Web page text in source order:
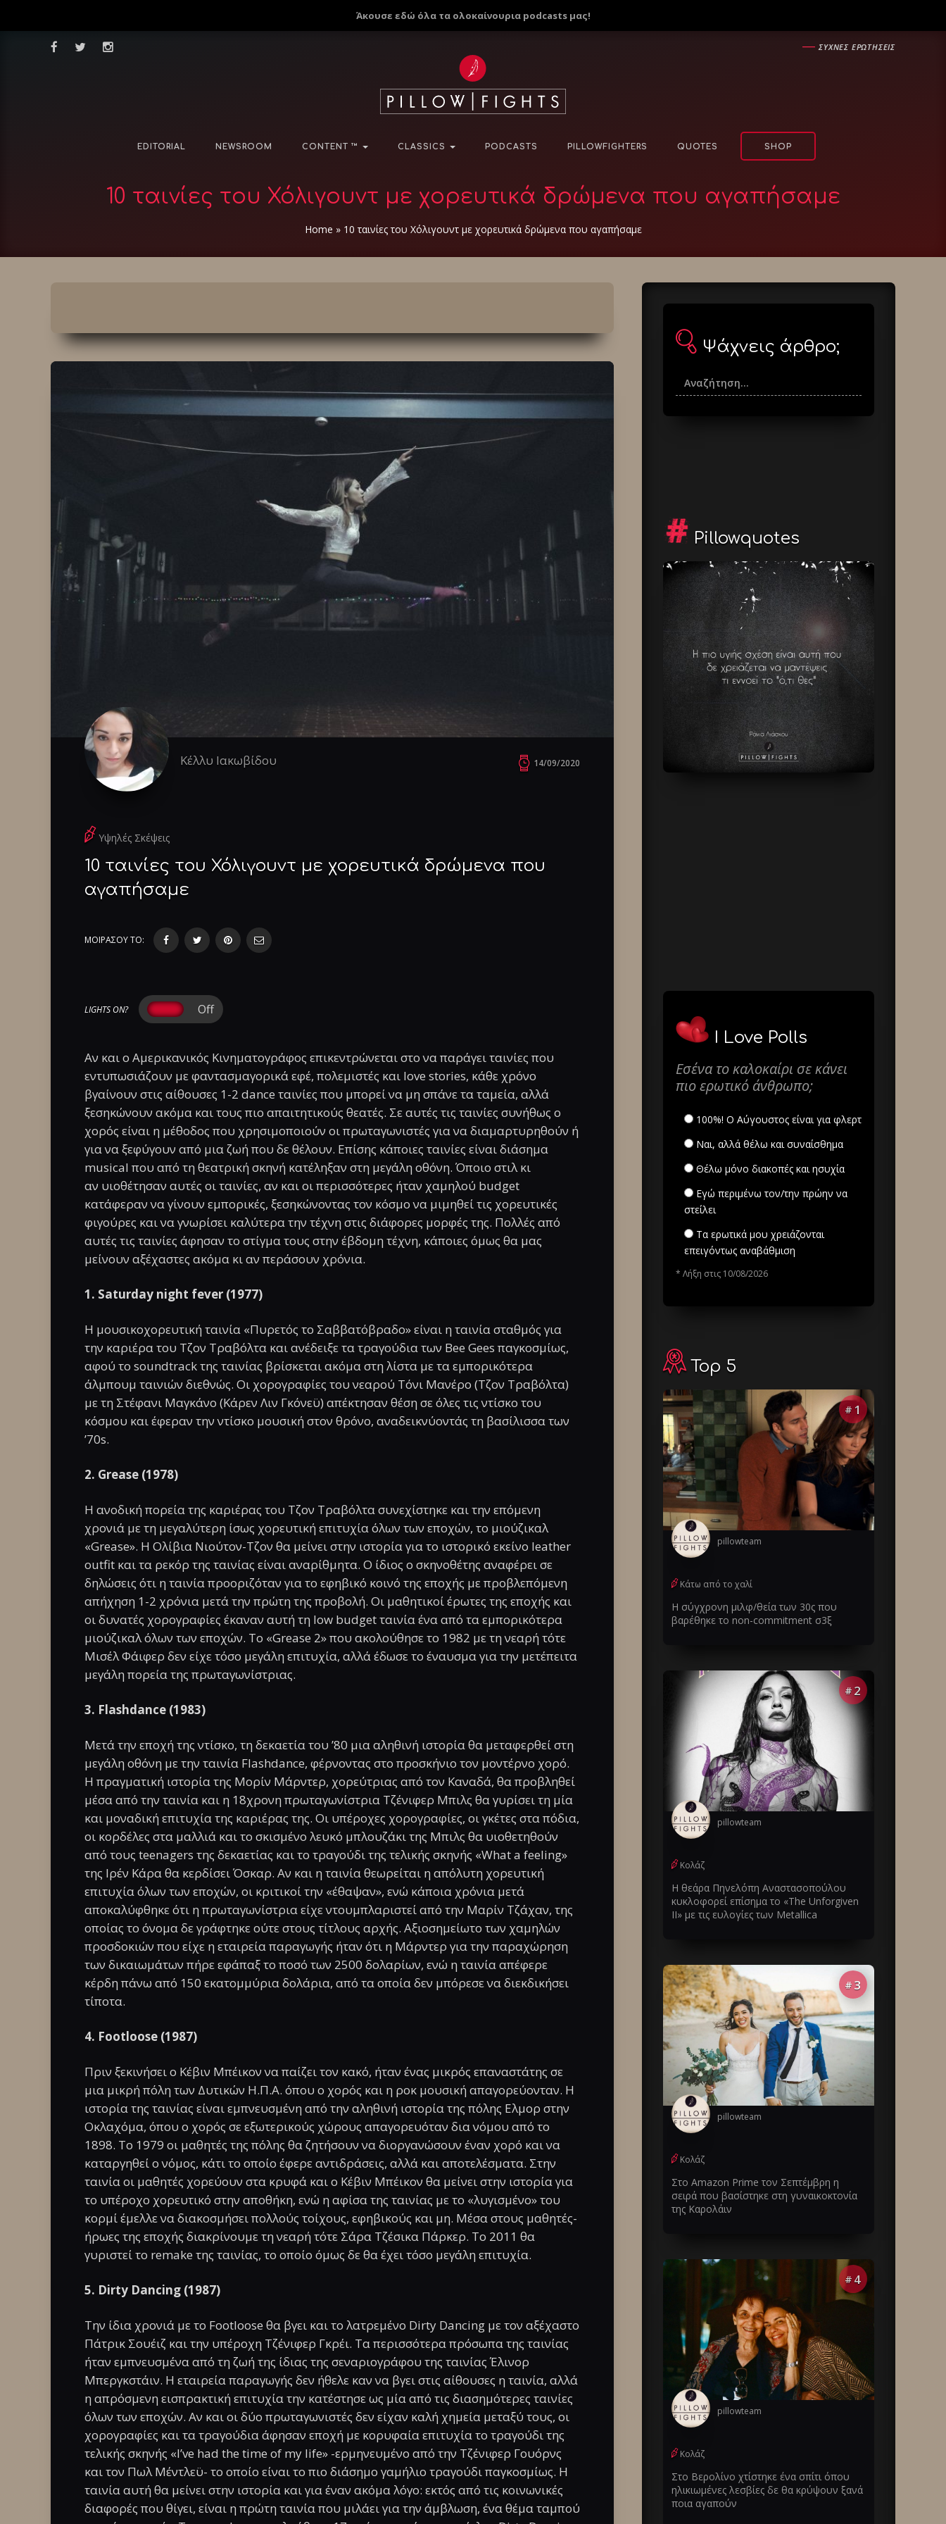
Άκουσε εδώ όλα τα ολοκαίνουρια podcasts μας!
―ΣΥΧΝΕΣ ΕΡΩΤΗΣΕΙΣ
EDITORIAL NEWSROOM CONTENT ™ CLASSICS PODCASTS PILLOWFIGHTERS QUOTES SHOP
10 ταινίες του Χόλιγουντ με χορευτικά δρώμενα που αγαπήσαμε
Home » 10 ταινίες του Χόλιγουντ με χορευτικά δρώμενα που αγαπήσαμε
Κέλλυ Ιακωβίδου 14/09/2020
Υψηλές Σκέψεις
10 ταινίες του Χόλιγουντ με χορευτικά δρώμενα που
αγαπήσαμε
ΜΟΙΡΑΣΟΥ ΤΟ:
LIGHTS ON?
Αν και ο Αμερικανικός Κινηματογράφος επικεντρώνεται στο να παράγει ταινίες που
εντυπωσιάζουν με φαντασμαγορικά εφέ, πολεμιστές και love stories, κάθε χρόνο
βγαίνουν στις αίθουσες 1-2 dance ταινίες που μπορεί να μη σπάνε τα ταμεία, αλλά
ξεσηκώνουν ακόμα και τους πιο απαιτητικούς θεατές. Σε αυτές τις ταινίες συνήθως ο
χορός είναι η μέθοδος που χρησιμοποιούν οι πρωταγωνιστές για να διαμαρτυρηθούν ή
για να ξεφύγουν από μια ζωή που δε θέλουν. Επίσης κάποιες ταινίες είναι διάσημα
musical που από τη θεατρική σκηνή κατέληξαν στη μεγάλη οθόνη. Όποιο στιλ κι
αν υιοθέτησαν αυτές οι ταινίες, αν και οι περισσότερες ήταν χαμηλού budget
κατάφεραν να γίνουν εμπορικές, ξεσηκώνοντας τον κόσμο να μιμηθεί τις χορευτικές
φιγούρες και να γνωρίσει καλύτερα την τέχνη στις διάφορες μορφές της. Πολλές από
αυτές τις ταινίες άφησαν το στίγμα τους στην έβδομη τέχνη, κάποιες όμως θα μας
μείνουν αξέχαστες ακόμα κι αν περάσουν χρόνια.
1. Saturday night fever (1977)
Η μουσικοχορευτική ταινία «Πυρετός το Σαββατόβραδο» είναι η ταινία σταθμός για
την καριέρα του Τζον Τραβόλτα και ανέδειξε τα τραγούδια των Bee Gees παγκοσμίως,
αφού το soundtrack της ταινίας βρίσκεται ακόμα στη λίστα με τα εμπορικότερα
άλμπουμ ταινιών διεθνώς. Οι χορογραφίες του νεαρού Τόνι Μανέρο (Τζον Τραβόλτα)
με τη Στέφανι Μαγκάνο (Κάρεν Λιν Γκόνεϋ) απέκτησαν θέση σε όλες τις ντίσκο του
κόσμου και έφεραν την ντίσκο μουσική στον θρόνο, αναδεικνύοντάς τη βασίλισσα των
’70s.
2. Grease (1978)
Η ανοδική πορεία της καριέρας του Τζον Τραβόλτα συνεχίστηκε και την επόμενη
χρονιά με τη μεγαλύτερη ίσως χορευτική επιτυχία όλων των εποχών, το μιούζικαλ
«Grease». Η Ολίβια Νιούτον-Τζον θα μείνει στην ιστορία για το ιστορικό εκείνο leather
outfit και τα ρεκόρ της ταινίας είναι αναρίθμητα. Ο ίδιος ο σκηνοθέτης αναφέρει σε
δηλώσεις ότι η ταινία προοριζόταν για το εφηβικό κοινό της εποχής με προβλεπόμενη
απήχηση 1-2 χρόνια μετά την πρώτη της προβολή. Οι μαθητικοί έρωτες της εποχής και
οι δυνατές χορογραφίες έκαναν αυτή τη low budget ταινία ένα από τα εμπορικότερα
μιούζικαλ όλων των εποχών. Το «Grease 2» που ακολούθησε το 1982 με τη νεαρή τότε
Μισέλ Φάιφερ δεν είχε τόσο μεγάλη επιτυχία, αλλά έδωσε το έναυσμα για την μετέπειτα
μεγάλη πορεία της πρωταγωνίστριας.
3. Flashdance (1983)
Μετά την εποχή της ντίσκο, τη δεκαετία του ’80 μια αληθινή ιστορία θα μεταφερθεί στη
μεγάλη οθόνη με την ταινία Flashdance, φέρνοντας στο προσκήνιο τον μοντέρνο χορό.
Η πραγματική ιστορία της Μορίν Μάρντερ, χορεύτριας από τον Καναδά, θα προβληθεί
μέσα από την ταινία και η 18χρονη πρωταγωνίστρια Τζένιφερ Μπιλς θα γυρίσει τη μία
και μοναδική επιτυχία της καριέρας της. Οι υπέροχες χορογραφίες, οι γκέτες στα πόδια,
οι κορδέλες στα μαλλιά και το σκισμένο λευκό μπλουζάκι της Μπιλς θα υιοθετηθούν
από τους teenagers της δεκαετίας και το τραγούδι της τελικής σκηνής «What a feeling»
της Ιρέν Κάρα θα κερδίσει Όσκαρ. Αν και η ταινία θεωρείται η απόλυτη χορευτική
επιτυχία όλων των εποχών, οι κριτικοί την «έθαψαν», ενώ κάποια χρόνια μετά
αποκαλύφθηκε ότι η πρωταγωνίστρια είχε ντουμπλαριστεί από την Μαρίν Τζάχαν, της
οποίας το όνομα δε γράφτηκε ούτε στους τίτλους αρχής. Αξιοσημείωτο των χαμηλών
προσδοκιών που είχε η εταιρεία παραγωγής ήταν ότι η Μάρντερ για την παραχώρηση
των δικαιωμάτων πήρε εφάπαξ το ποσό των 2500 δολαρίων, ενώ η ταινία απέφερε
κέρδη πάνω από 150 εκατομμύρια δολάρια, από τα οποία δεν μπόρεσε να διεκδικήσει
τίποτα.
4. Footloose (1987)
Πριν ξεκινήσει ο Κέβιν Μπέικον να παίζει τον κακό, ήταν ένας μικρός επαναστάτης σε
μια μικρή πόλη των Δυτικών Η.Π.Α. όπου ο χορός και η ροκ μουσική απαγορεύονταν. Η
ιστορία της ταινίας είναι εμπνευσμένη από την αληθινή ιστορία της πόλης Ελμορ στην
Οκλαχόμα, όπου ο χορός σε εξωτερικούς χώρους απαγορευόταν δια νόμου από το
1898. Το 1979 οι μαθητές της πόλης θα ζητήσουν να διοργανώσουν έναν χορό και να
καταργηθεί ο νόμος, κάτι το οποίο έφερε αντιδράσεις, αλλά και αποτελέσματα. Στην
ταινία οι μαθητές χορεύουν στα κρυφά και ο Κέβιν Μπέικον θα μείνει στην ιστορία για
το υπέροχο χορευτικό στην αποθήκη, ενώ η αφίσα της ταινίας με το «λυγισμένο» του
κορμί έμελλε να διακοσμήσει πολλούς τοίχους, εφηβικούς και μη. Μέσα στους μαθητές-
ήρωες της εποχής διακρίνουμε τη νεαρή τότε Σάρα Τζέσικα Πάρκερ. Το 2011 θα
γυριστεί το remake της ταινίας, το οποίο όμως δε θα έχει τόσο μεγάλη επιτυχία.
5. Dirty Dancing (1987)
Την ίδια χρονιά με το Footloose θα βγει και το λατρεμένο Dirty Dancing με τον αξέχαστο
Πάτρικ Σουέιζ και την υπέροχη Τζένιφερ Γκρέι. Τα περισσότερα πρόσωπα της ταινίας
ήταν εμπνευσμένα από τη ζωή της ίδιας της σεναριογράφου της ταινίας Έλινορ
Μπεργκστάιν. Η εταιρεία παραγωγής δεν ήθελε καν να βγει στις αίθουσες η ταινία, αλλά
η απρόσμενη εισπρακτική επιτυχία την κατέστησε ως μία από τις διασημότερες ταινίες
όλων των εποχών. Αν και οι δύο πρωταγωνιστές δεν είχαν καλή χημεία μεταξύ τους, οι
χορογραφίες και τα τραγούδια άφησαν εποχή με κορυφαία επιτυχία το τραγούδι της
τελικής σκηνής «I’ve had the time of my life» -ερμηνευμένο από την Τζένιφερ Γουόρνς
και τον Πωλ Μέντλεϋ- το οποίο είναι το πιο διάσημο γαμήλιο τραγούδι παγκοσμίως. Η
ταινία αυτή θα μείνει στην ιστορία και για έναν ακόμα λόγο: εκτός από τις κοινωνικές
διαφορές που θίγει, είναι η πρώτη ταινία που μιλάει για την άμβλωση, ένα θέμα ταμπού
Ψάχνεις άρθρο;
Pillowquotes
I Love Polls
Εσένα το καλοκαίρι σε κάνει
πιο ερωτικό άνθρωπο;
100%! Ο Αύγουστος είναι για φλερτ
Ναι, αλλά θέλω και συναίσθημα
Θέλω μόνο διακοπές και ησυχία
Εγώ περιμένω τον/την πρώην να
στείλει
Τα ερωτικά μου χρειάζονται
επειγόντως αναβάθμιση
* Λήξη στις 10/08/2026
Top 5
# 1
pillowteam
Κάτω από το χαλί
Η σύγχρονη μιλφ/θεία των 30ς που
βαρέθηκε το non-commitment σ3ξ
# 2
pillowteam
Κολάζ
Η θεάρα Πηνελόπη Αναστασοπούλου
κυκλοφορεί επίσημα το «The Unforgiven
II» με τις ευλογίες των Metallica
# 3
pillowteam
Κολάζ
Στο Amazon Prime τον Σεπτέμβρη η
σειρά που βασίστηκε στη γυναικοκτονία
της Καρολάιν
# 4
pillowteam
Κολάζ
Στο Βερολίνο χτίστηκε ένα σπίτι όπου
ηλικιωμένες λεσβίες δε θα κρύψουν ξανά
ποια αγαπούν